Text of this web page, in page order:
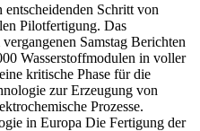
Schritt von
Pilotfertigung. Das
Samstag Berichten
Wasserstoffmodulen in voller
kritische Phase für die
zur Erzeugung von
Prozesse.
in Europa Die Fertigung der